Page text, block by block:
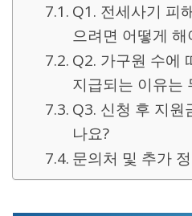
Q1. 전세사기 피
으려면 어떻게 해
Q2. 가구원 수에
지급되는 이유는
Q3. 신청 후 지원
나요?
문의처 및 추가